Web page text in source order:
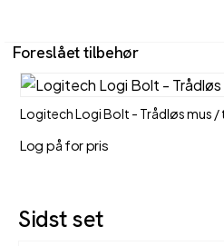
Foreslået tilbehør
Logitech Logi Bolt - Trådløs mus
Log på for pris
Sidst set